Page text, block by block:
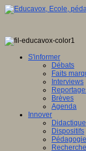
S'informer
Débats
Faits
Interviews
Brèves
Agenda
Innover
Didactique
Dispositifs
Pédagogie
Recherche